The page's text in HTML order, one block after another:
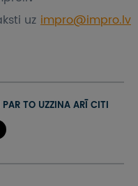
uz impro@impro.lv
TO UZZINA ARĪ CITI